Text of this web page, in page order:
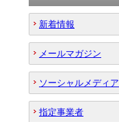
新着情報
メールマガジン
ソーシャルメディア
指定事業者